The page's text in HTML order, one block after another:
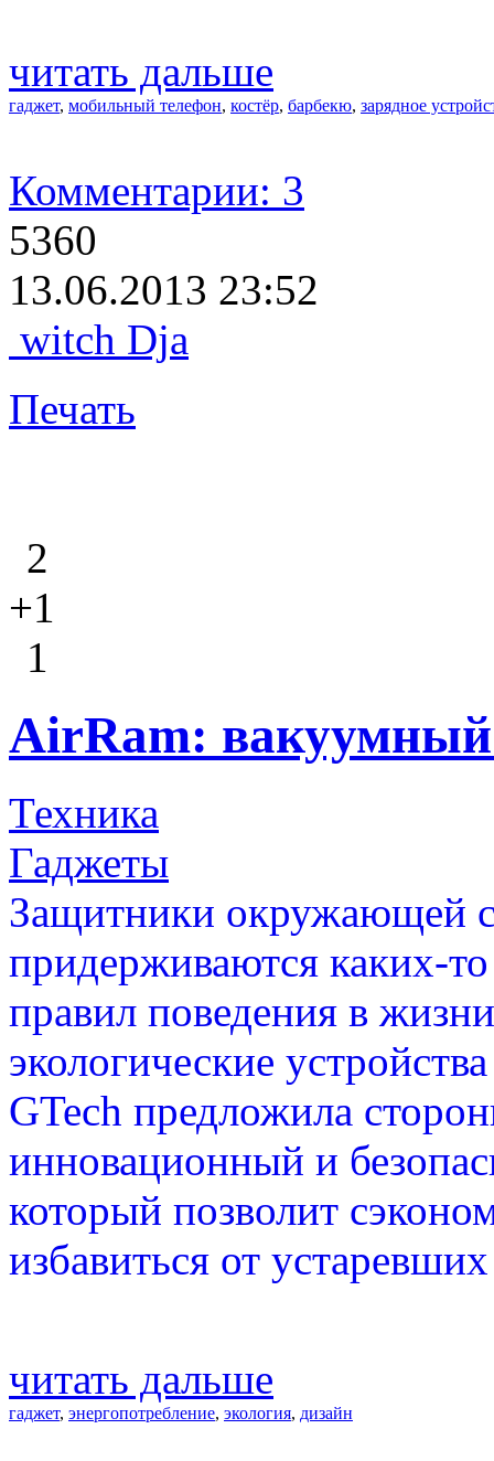
читать дальше
гаджет, мобильный телефон, костёр, барбекю, зарядное
Комментарии: 3
5360
13.06.2013 23:52
witch Dja
Печать
2
+1
1
AirRam: вакуумный
Техника
Гаджеты
Защитники окружающей
придерживаются каких-
правил поведения в
экологические
GTech предложила
инновационный и
который позволит
избавиться от
читать дальше
гаджет, энергопотребление, экология, дизайн